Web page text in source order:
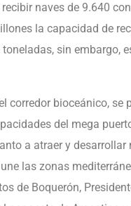
naves de 9.640
la capacidad de
sin embargo,
corredor bioceánico,
del mega
a atraer y
las zonas
de Boquerón,